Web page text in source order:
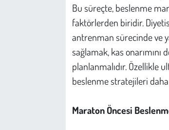
Bu süreçte, beslenme
faktörlerden biridir.
antrenman sürecinde ve
sağlamak, kas
planlanmalıdır. Özellikle
beslenme stratejileri
Maraton Öncesi